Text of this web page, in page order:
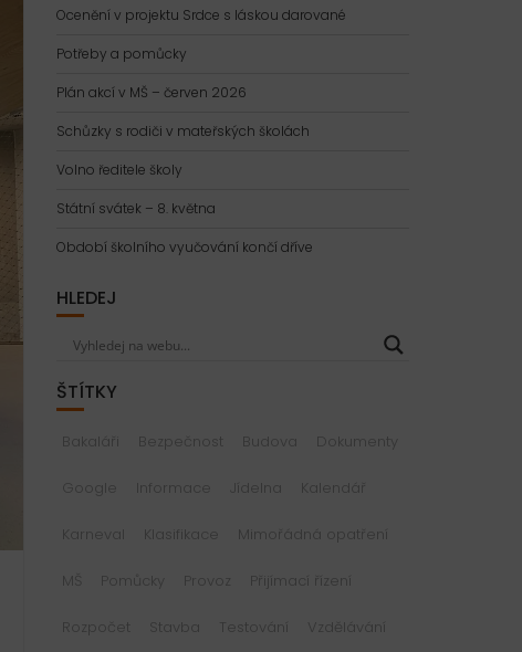
Ocenění v projektu Srdce s láskou darované
Potřeby a pomůcky
Plán akcí v MŠ – červen 2026
Schůzky s rodiči v mateřských školách
Volno ředitele školy
Státní svátek – 8. května
Období školního vyučování končí dříve
HLEDEJ
ŠTÍTKY
Bakaláři Bezpečnost Budova Dokumenty
Google Informace Jídelna Kalendář
Karneval Klasifikace Mimořádná opatření
MŠ Pomůcky Provoz Přijímací řízení
Rozpočet Stavba Testování Vzdělávání